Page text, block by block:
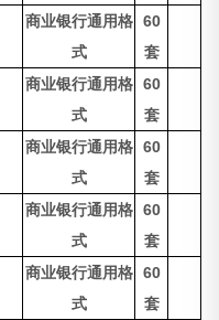
商业银行通用格
式
60
套
商业银行通用格
式
60
套
商业银行通用格
式
60
套
商业银行通用格
式
60
套
商业银行通用格
式
60
套